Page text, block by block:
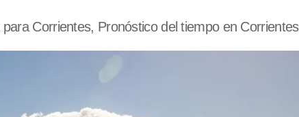
Corrientes, Pronóstico del tiempo en Corrientes